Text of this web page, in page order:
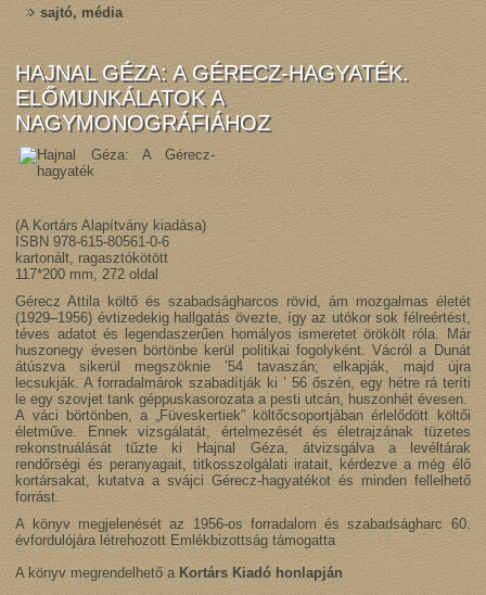
sajtó, média
HAJNAL GÉZA: A GÉRECZ-HAGYATÉK.
ELŐMUNKÁLATOK A
NAGYMONOGRÁFIÁHOZ
(A Kortárs Alapítvány kiadása)
ISBN 978-615-80561-0-6
kartonált, ragasztókötött
117*200 mm, 272 oldal
Gérecz Attila költő és szabadságharcos rövid, ám mozgalmas életét
(1929–1956) évtizedekig hallgatás övezte, így az utókor sok félreértést,
téves adatot és legendaszerűen homályos ismeretet örökölt róla. Már
huszonegy évesen börtönbe kerül politikai fogolyként. Vácról a Dunát
átúszva sikerül megszöknie ’54 tavaszán; elkapják, majd újra
lecsukják. A forradalmárok szabadítják ki ’ 56 őszén, egy hétre rá teríti
le egy szovjet tank géppuskasorozata a pesti utcán, huszonhét évesen.
A váci börtönben, a „Füveskertiek” költőcsoportjában érlelődött költői
életműve. Ennek vizsgálatát, értelmezését és életrajzának tüzetes
rekonstruálását tűzte ki Hajnal Géza, átvizsgálva a levéltárak
rendőrségi és peranyagait, titkosszolgálati iratait, kérdezve a még élő
kortársakat, kutatva a svájci Gérecz-hagyatékot és minden fellelhető
forrást.
A könyv megjelenését az 1956-os forradalom és szabadságharc 60.
évfordulójára létrehozott Emlékbizottság támogatta
A könyv megrendelhető a Kortárs Kiadó honlapján